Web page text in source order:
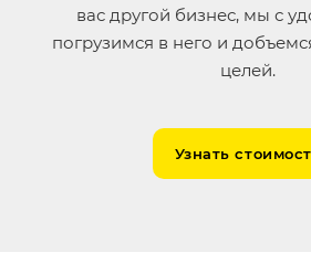
вас другой бизнес, мы с
погрузимся в него и
целей.
Узнать